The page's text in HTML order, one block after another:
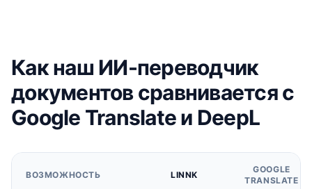
Как наш ИИ-переводчик
документов сравнивается с
Google Translate и DeepL
ВОЗМОЖНОСТЬ LINNK
GOOGLE
TRANSLATE